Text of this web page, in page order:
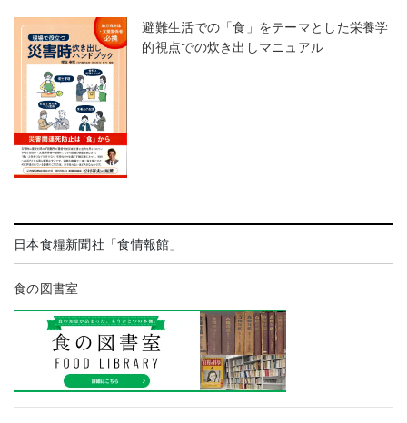
避難生活での「食」をテーマとした栄養学
的視点での炊き出しマニュアル
日本食糧新聞社「食情報館」
食の図書室